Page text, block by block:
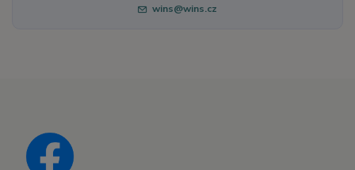
wins@wins.cz